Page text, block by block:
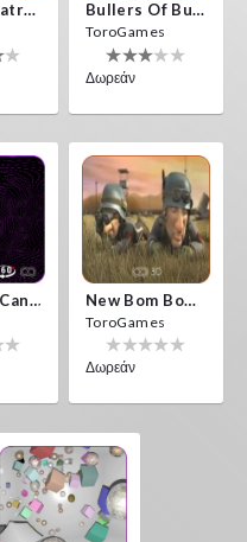
The Relaxatron Bullers Of Buchan Aberdeen
ToroGames
Δωρεάν
Tsuruda I Can Get Really Crazy New Bom Bom Vr SBS 2020
ToroGames
Δωρεάν